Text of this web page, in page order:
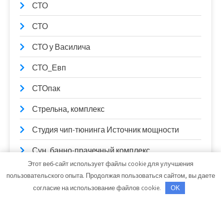
СТО
СТО
СТО у Василича
СТО_Евп
СТОпак
Стрельна, комплекс
Студия чип-тюнинга Источник мощности
Сун, банно-прачечный комплекс
Сычики, дайв-центр
Тай сан спа, салон тайского массажа и СПА-
Этот веб-сайт использует файлы cookie для улучшения
пользовательского опыта. Продолжая пользоваться сайтом, вы даете
согласие на использование файлов cookie.
OK